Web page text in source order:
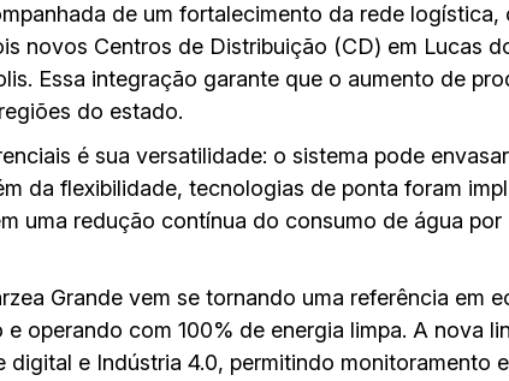
de um fortalecimento da rede
novos Centros de Distribuição (CD) em Lucas
Essa integração garante que o aumento de
do estado.
é sua versatilidade: o sistema pode
da flexibilidade, tecnologias de ponta foram
uma redução contínua do consumo de água
Grande vem se tornando uma referência em
operando com 100% de energia limpa. A nova
digital e Indústria 4.0, permitindo monitoramento